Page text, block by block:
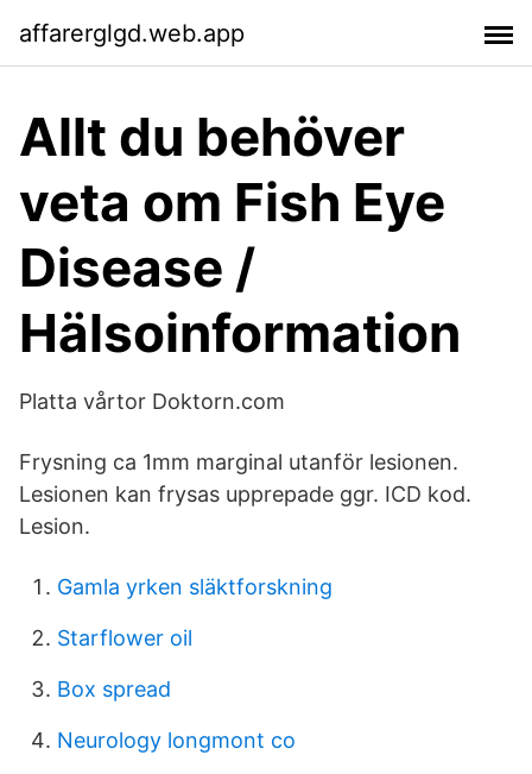
affarerglgd.web.app
Allt du behöver
veta om Fish Eye
Disease /
Hälsoinformation
Platta vårtor Doktorn.com
Frysning ca 1mm marginal utanför lesionen.
Lesionen kan frysas upprepade ggr. ICD kod.
Lesion.
Gamla yrken släktforskning
Starflower oil
Box spread
Neurology longmont co